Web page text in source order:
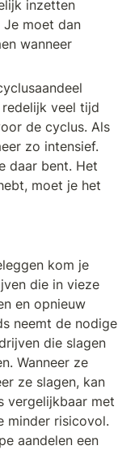
inzetten
moet dan
wanneer
veel tijd
de cyclus. Als
zo intensief.
daar bent. Het
moet je het
kom je
die in vieze
en opnieuw
neemt de nodige
die slagen
Wanneer ze
ze slagen, kan
vergelijkbaar met
minder risicovol.
aandelen een